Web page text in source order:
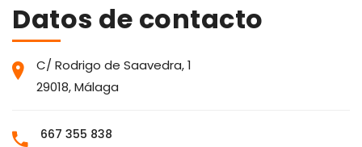
Datos de contacto
C/ Rodrigo de Saavedra, 1
29018, Málaga
667 355 838